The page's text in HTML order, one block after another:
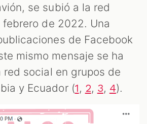
se subió a la red
de 2022. Una
de Facebook
mismo mensaje se ha
social en grupos de
y Ecuador (1, 2, 3, 4).